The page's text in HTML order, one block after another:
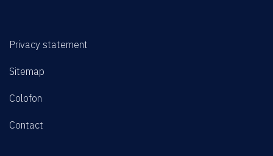
Privacy statement
Sitemap
Colofon
Contact